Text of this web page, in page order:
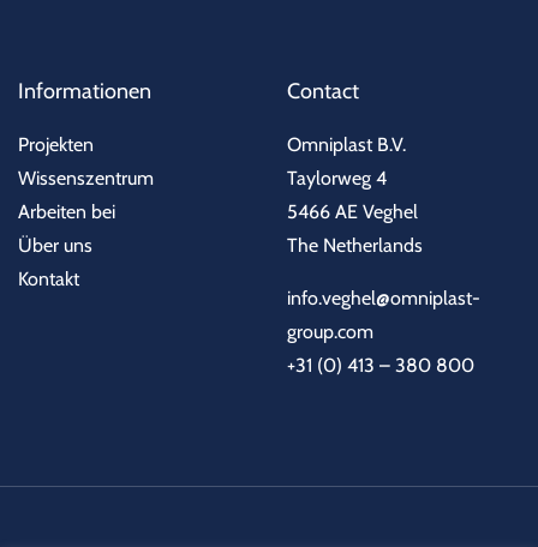
Informationen
Projekten
Wissenszentrum
Arbeiten bei
Über uns
Kontakt
Contact
Omniplast B.V.
Taylorweg 4
5466 AE Veghel
The Netherlands
info.veghel@omniplast-
group.com
+31 (0) 413 – 380 800